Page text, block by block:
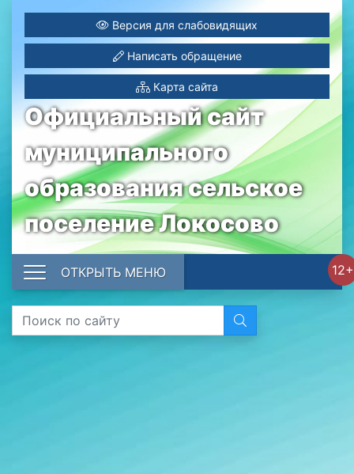
Официальный сайт
муниципального
образования сельское
поселение Локосово
Версия для слабовидящих
Написать обращение
Карта сайта
12+
ОТКРЫТЬ МЕНЮ